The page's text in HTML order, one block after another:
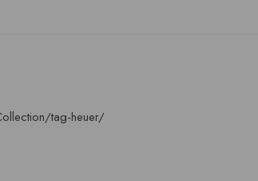
tag-heuer/